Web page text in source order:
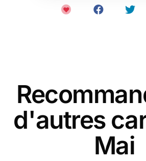
d'autres
Mai